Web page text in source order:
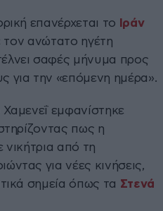
επανέρχεται το
Ιράν
τον ανώτατο ηγέτη
σαφές μήνυμα προς
για την «επόμενη ημέρα».
εμφανίστηκε
πως η
νικήτρια από τη
για νέες κινήσεις,
σημεία όπως τα Στενά